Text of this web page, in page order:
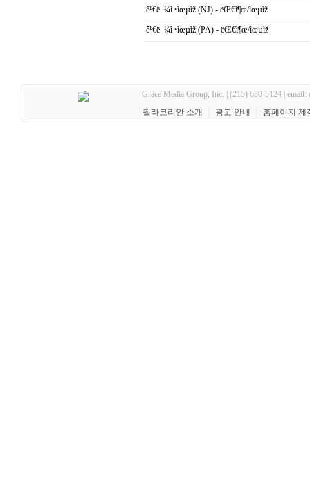
ê¹€ë¯¼ì •ìœµìž (NJ) - ëŒ€ì¶œ/ìœµìž
ê¹€ë¯¼ì •ìœµìž (PA) - ëŒ€ì¶œ/ìœµìž
Grace Media Group, Inc. | (215) 630-5124 | email:
필라코리안 소개
광고 안내 홈페이지 제